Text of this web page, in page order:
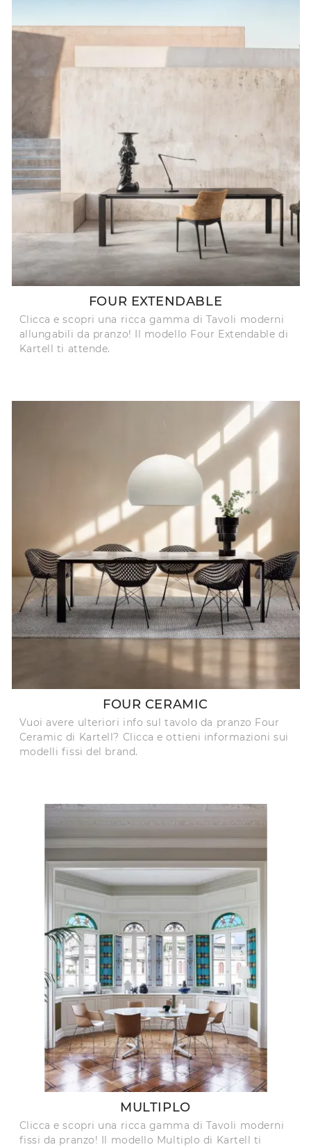
FOUR EXTENDABLE
Clicca e scopri una ricca gamma di Tavoli moderni
allungabili da pranzo! Il modello Four Extendable di
Kartell ti attende.
FOUR CERAMIC
Vuoi avere ulteriori info sul tavolo da pranzo Four
Ceramic di Kartell? Clicca e ottieni informazioni sui
modelli fissi del brand.
MULTIPLO
Clicca e scopri una ricca gamma di Tavoli moderni
fissi da pranzo! Il modello Multiplo di Kartell ti